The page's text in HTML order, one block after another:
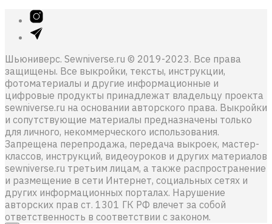
Шьюниверс. Sewniverse.ru © 2019-2023. Все права
защищены. Все выкройки, тексты, инструкции,
фотоматериалы и другие информационные и
цифровые продукты принадлежат владельцу проекта
sewniverse.ru на основании авторского права. Выкройки
и сопутствующие материалы предназначены только
для личного, некоммерческого использования.
Запрещена перепродажа, передача выкроек, мастер-
классов, инструкций, видеоуроков и других материалов
sewniverse.ru третьим лицам, а также распространение
и размещение в сети Интернет, социальных сетях и
других информационных порталах. Нарушение
авторских прав ст. 1301 ГК РФ влечет за собой
ответственность в соответствии с законом.